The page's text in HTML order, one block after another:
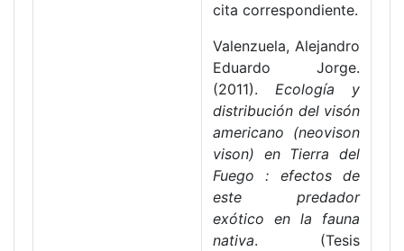
cita correspondiente.
Valenzuela, Alejandro
Eduardo Jorge.
(2011). Ecología y
distribución del visón
americano (neovison
vison) en Tierra del
Fuego : efectos de
este predador
exótico en la fauna
nativa. (Tesis